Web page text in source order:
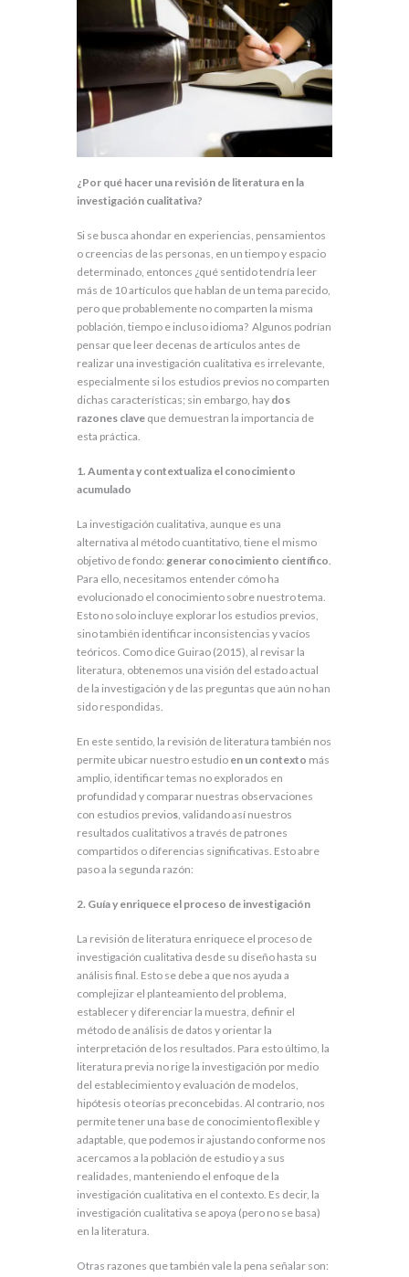
¿Por qué hacer una revisión de literatura en la
investigación cualitativa?
Si se busca ahondar en experiencias, pensamientos
o creencias de las personas, en un tiempo y espacio
determinado, entonces ¿qué sentido tendría leer
más de 10 artículos que hablan de un tema parecido,
pero que probablemente no comparten la misma
población, tiempo e incluso idioma? Algunos podrían
pensar que leer decenas de artículos antes de
realizar una investigación cualitativa es irrelevante,
especialmente si los estudios previos no comparten
dichas características; sin embargo, hay dos
razones clave que demuestran la importancia de
esta práctica.
1. Aumenta y contextualiza el conocimiento
acumulado
La investigación cualitativa, aunque es una
alternativa al método cuantitativo, tiene el mismo
objetivo de fondo: generar conocimiento científico.
Para ello, necesitamos entender cómo ha
evolucionado el conocimiento sobre nuestro tema.
Esto no solo incluye explorar los estudios previos,
sino también identificar inconsistencias y vacíos
teóricos. Como dice Guirao (2015), al revisar la
literatura, obtenemos una visión del estado actual
de la investigación y de las preguntas que aún no han
sido respondidas.
En este sentido, la revisión de literatura también nos
permite ubicar nuestro estudio en un contexto más
amplio, identificar temas no explorados en
profundidad y comparar nuestras observaciones
con estudios previos, validando así nuestros
resultados cualitativos a través de patrones
compartidos o diferencias significativas. Esto abre
paso a la segunda razón:
2. Guía y enriquece el proceso de investigación
La revisión de literatura enriquece el proceso de
investigación cualitativa desde su diseño hasta su
análisis final. Esto se debe a que nos ayuda a
complejizar el planteamiento del problema,
establecer y diferenciar la muestra, definir el
método de análisis de datos y orientar la
interpretación de los resultados. Para esto último, la
literatura previa no rige la investigación por medio
del establecimiento y evaluación de modelos,
hipótesis o teorías preconcebidas. Al contrario, nos
permite tener una base de conocimiento flexible y
adaptable, que podemos ir ajustando conforme nos
acercamos a la población de estudio y a sus
realidades, manteniendo el enfoque de la
investigación cualitativa en el contexto. Es decir, la
investigación cualitativa se apoya (pero no se basa)
en la literatura.
Otras razones que también vale la pena señalar son: